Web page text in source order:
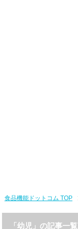
食品機能ドットコム TOP
「幼児」の記事一覧